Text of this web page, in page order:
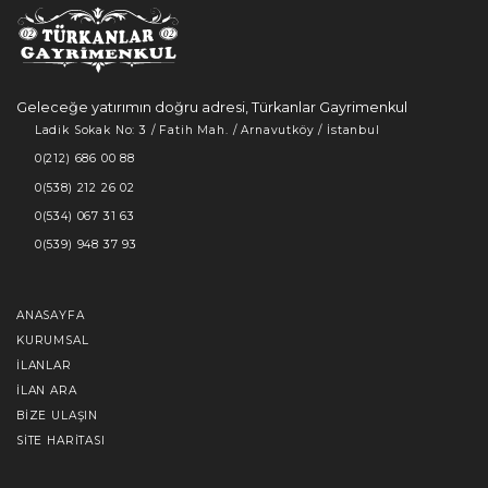
Geleceğe yatırımın doğru adresi, Türkanlar Gayrimenkul
Ladik Sokak No: 3 / Fatih Mah. / Arnavutköy / İstanbul
0(212) 686 00 88
0(538) 212 26 02
0(534) 067 31 63
0(539) 948 37 93
ANASAYFA
KURUMSAL
İLANLAR
İLAN ARA
BIZE ULAŞIN
SITE HARITASI